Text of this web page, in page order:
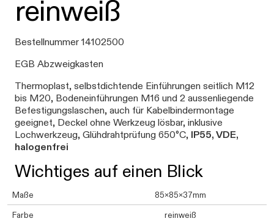
reinweiß
Bestellnummer 14102500
EGB Abzweigkasten
Thermoplast, selbstdichtende Einführungen seitlich M12
bis M20, Bodeneinführungen M16 und 2 aussenliegende
Befestigungslaschen, auch für Kabelbindermontage
geeignet, Deckel ohne Werkzeug lösbar, inklusive
Lochwerkzeug, Glühdrahtprüfung 650°C, IP55, VDE,
halogenfrei
Wichtiges auf einen Blick
Maße 85x85x37mm
Farbe reinweiß